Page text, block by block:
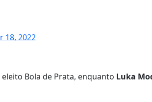
18, 2022
Bola de Prata, enquanto Luka